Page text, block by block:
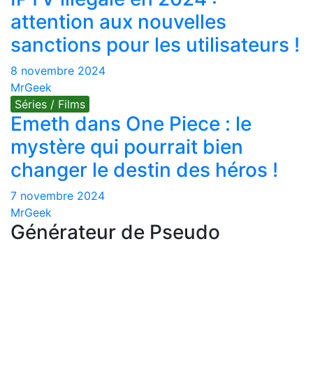
attention aux nouvelles
sanctions pour les utilisateurs !
8 novembre 2024
MrGeek
Séries / Films
Emeth dans One Piece : le
mystère qui pourrait bien
changer le destin des héros !
7 novembre 2024
MrGeek
Générateur de Pseudo